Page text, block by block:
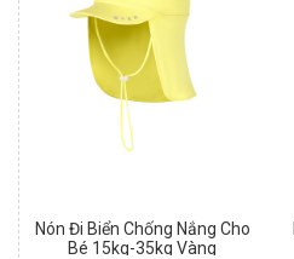
Nón Đi Biển Chống Nắng Cho
Bé 15kg-35kg Vàng